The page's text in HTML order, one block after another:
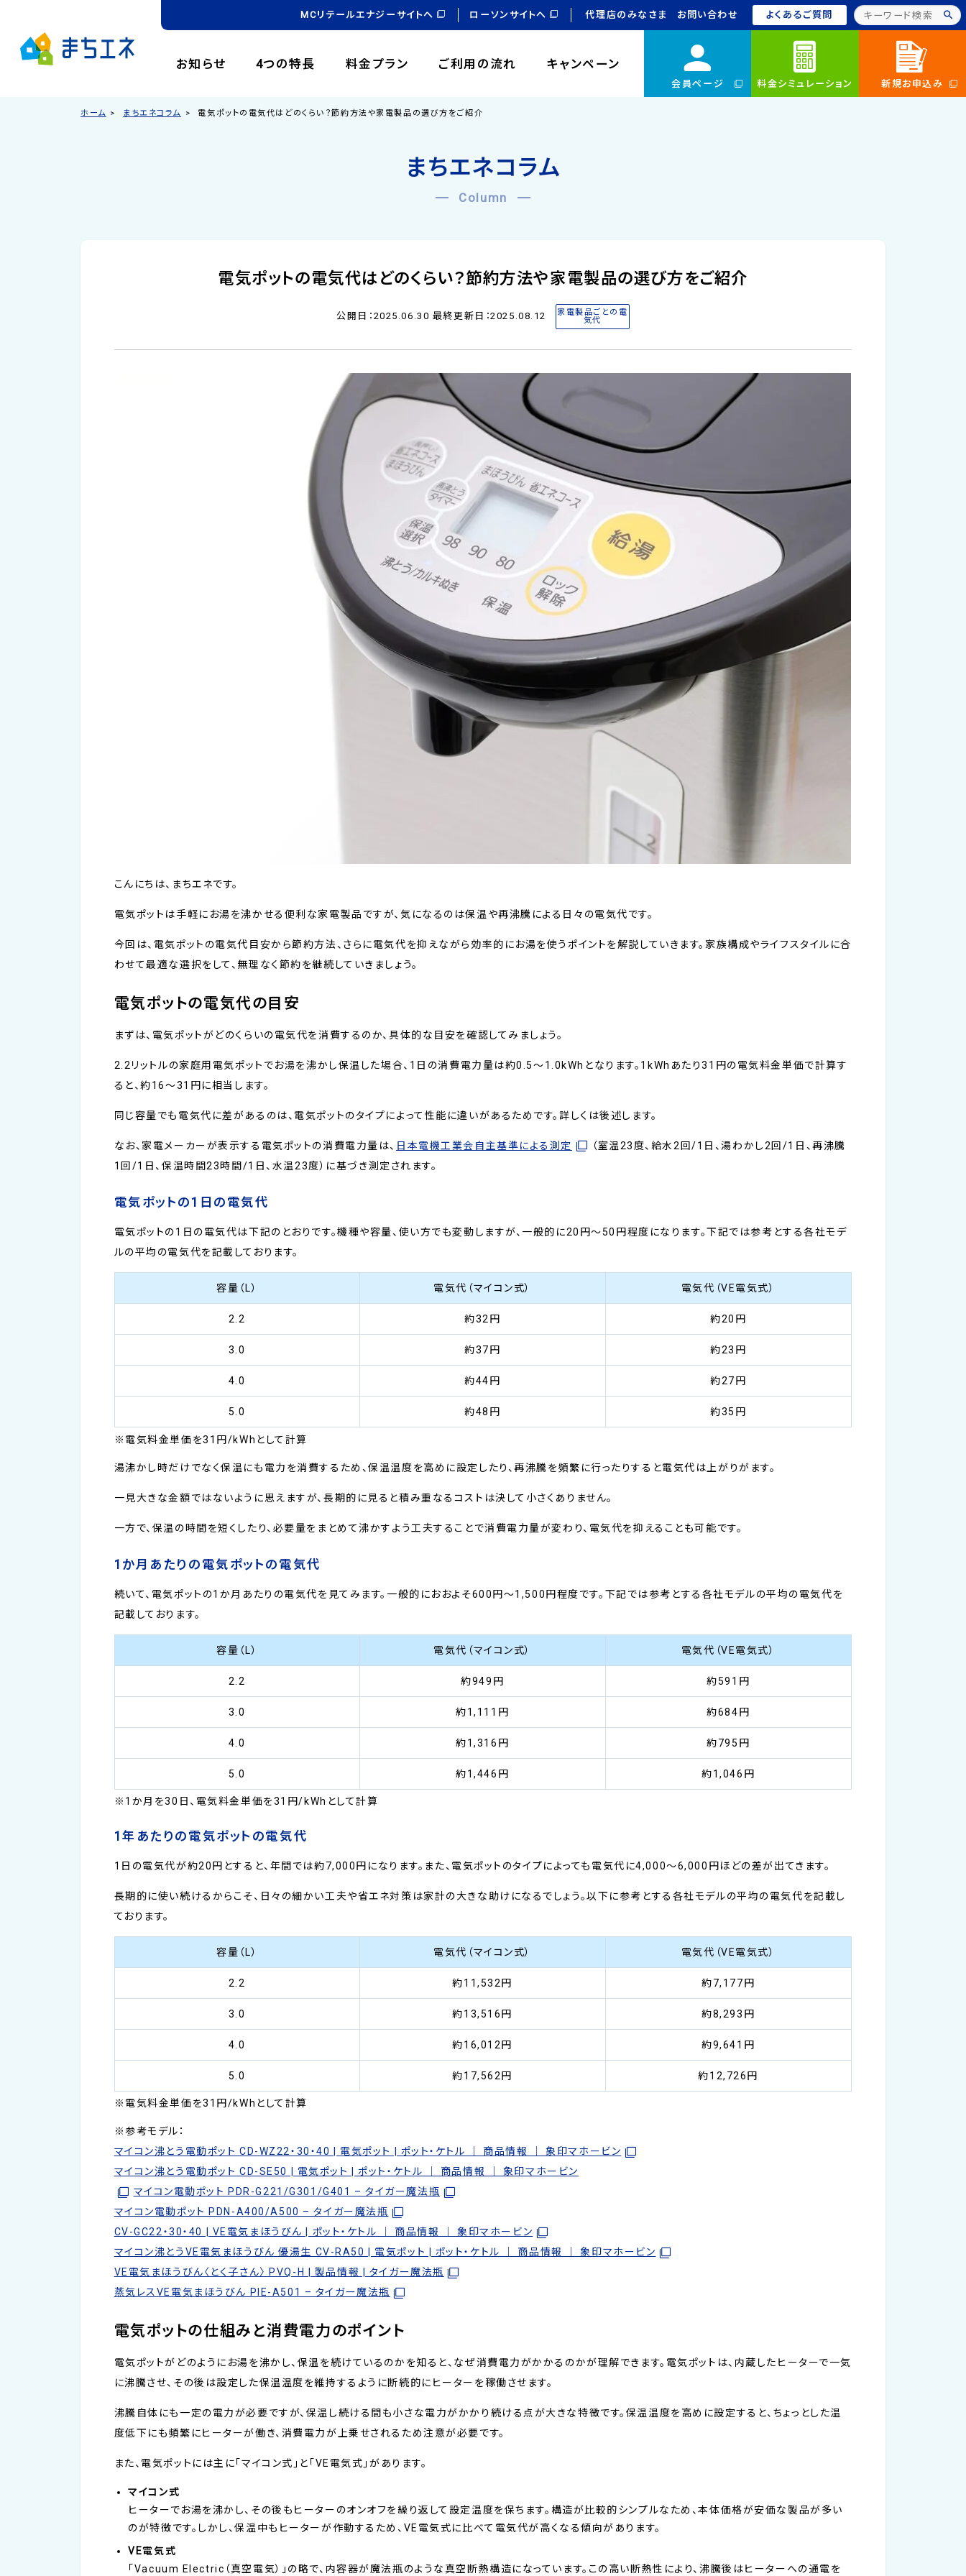
会員ページ 料金シミュレーション 新規お申込み
お知らせ 4つの特長 料金プラン ご利用の流れ キャンペーン
MCリテールエナジーサイトへ ローソンサイトへ 代理店のみなさま お問い合わせ よくあるご質問
ホーム まちエネコラム 電気ポットの電気代はどのくらい？節約方法や家電製品の選び方をご紹介
まちエネコラム
Column
電気ポットの電気代はどのくらい？節約方法や家電製品の選び方をご紹介
公開日：2025.06.30 最終更新日：2025.08.12
家電製品ごとの電
気代
こんにちは、まちエネです。
電気ポットは手軽にお湯を沸かせる便利な家電製品ですが、気になるのは保温や再沸騰による日々の電気代です。
今回は、電気ポットの電気代目安から節約方法、さらに電気代を抑えながら効率的にお湯を使うポイントを解説していきます。家族構成やライフスタイルに合
わせて最適な選択をして、無理なく節約を継続していきましょう。
電気ポットの電気代の目安
まずは、電気ポットがどのくらいの電気代を消費するのか、具体的な目安を確認してみましょう。
2.2リットルの家庭用電気ポットでお湯を沸かし保温した場合、1日の消費電力量は約0.5～1.0kWhとなります。1kWhあたり31円の電気料金単価で計算す
ると、約16〜31円に相当します。
同じ容量でも電気代に差があるのは、電気ポットのタイプによって性能に違いがあるためです。詳しくは後述します。
なお、家電メーカーが表示する電気ポットの消費電力量は、 日本電機工業会自主基準による測定
（室温23度、給水2回/1日、湯わかし2回/1日、再沸騰
1回/1日、保温時間23時間/1日、水温23度）に基づき測定されます。
電気ポットの1日の電気代
電気ポットの1日の電気代は下記のとおりです。機種や容量、使い方でも変動しますが、一般的に20円～50円程度になります。下記では参考とする各社モデ
ルの平均の電気代を記載しております。
容量（L） 電気代（マイコン式） 電気代（VE電気式）
2.2 約32円 約20円
3.0 約37円 約23円
4.0 約44円 約27円
5.0 約48円 約35円
※電気料金単価を31円/kWhとして計算
湯沸かし時だけでなく保温にも電力を消費するため、保温温度を高めに設定したり、再沸騰を頻繁に行ったりすると電気代は上がりがます。
一見大きな金額ではないように思えますが、長期的に見ると積み重なるコストは決して小さくありません。
一方で、保温の時間を短くしたり、必要量をまとめて沸かすよう工夫することで消費電力量が変わり、電気代を抑えることも可能です。
1か月あたりの電気ポットの電気代
続いて、電気ポットの1か月あたりの電気代を見てみます。一般的におおよそ600円～1,500円程度です。下記では参考とする各社モデルの平均の電気代を
記載しております。
容量（L） 電気代（マイコン式） 電気代（VE電気式）
2.2 約949円 約591円
3.0 約1,111円 約684円
4.0 約1,316円 約795円
5.0 約1,446円 約1,046円
※1か月を30日、電気料金単価を31円/kWhとして計算
1年あたりの電気ポットの電気代
1日の電気代が約20円とすると、年間では約7,000円になります。また、電気ポットのタイプによっても電気代に4,000～6,000円ほどの差が出てきます。
長期的に使い続けるからこそ、日々の細かい工夫や省エネ対策は家計の大きな助けになるでしょう。以下に参考とする各社モデルの平均の電気代を記載し
ております。
容量（L） 電気代（マイコン式） 電気代（VE電気式）
2.2 約11,532円 約7,177円
3.0 約13,516円 約8,293円
4.0 約16,012円 約9,641円
5.0 約17,562円 約12,726円
※電気料金単価を31円/kWhとして計算
※参考モデル：
マイコン沸とう電動ポット CD-WZ22・30・40 | 電気ポット | ポット・ケトル ｜ 商品情報 ｜ 象印マホービン
マイコン沸とう電動ポット CD-SE50 | 電気ポット | ポット・ケトル ｜ 商品情報 ｜ 象印マホービン
マイコン電動ポット PDR-G221/G301/G401 – タイガー魔法瓶
マイコン電動ポット PDN-A400/A500 – タイガー魔法瓶
CV-GC22・30・40 | VE電気まほうびん | ポット・ケトル ｜ 商品情報 ｜ 象印マホービン
マイコン沸とうVE電気まほうびん 優湯生 CV-RA50 | 電気ポット | ポット・ケトル ｜ 商品情報 ｜ 象印マホービン
VE電気まほうびん〈とく子さん〉 PVQ-H | 製品情報 | タイガー魔法瓶
蒸気レスVE電気まほうびん PIE-A501 – タイガー魔法瓶
電気ポットの仕組みと消費電力のポイント
電気ポットがどのようにお湯を沸かし、保温を続けているのかを知ると、なぜ消費電力がかかるのかが理解できます。電気ポットは、内蔵したヒーターで一気
に沸騰させ、その後は設定した保温温度を維持するように断続的にヒーターを稼働させます。
沸騰自体にも一定の電力が必要ですが、保温し続ける間も小さな電力がかかり続ける点が大きな特徴です。保温温度を高めに設定すると、ちょっとした温
度低下にも頻繁にヒーターが働き、消費電力が上乗せされるため注意が必要です。
また、電気ポットには主に「マイコン式」と「VE電気式」があります。
マイコン式
ヒーターでお湯を沸かし、その後もヒーターのオンオフを繰り返して設定温度を保ちます。構造が比較的シンプルなため、本体価格が安価な製品が多い
のが特徴です。しかし、保温中もヒーターが作動するため、VE電気式に比べて電気代が高くなる傾向があります。
VE電気式
「Vacuum Electric（真空電気）」の略で、内容器が魔法瓶のような真空断熱構造になっています。この高い断熱性により、沸騰後はヒーターへの通電を